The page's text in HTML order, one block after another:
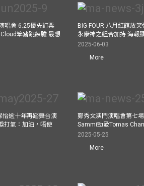
唱會 6.25優先訂票
笨豬跳練膽 最想
BIG FOUR 八月紅館放
永康神之組合加持 海報
2025-06-03
More
怡逾十年再踏舞台演
打氣：加油，唔使
鄭秀文澳門演唱會第七
Sammi勁愛Tomas
2025-05-25
More